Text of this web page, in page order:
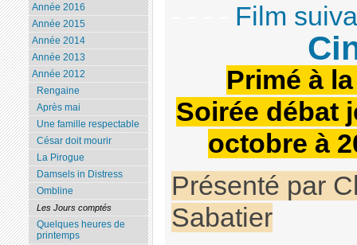
Film
Primé à
Soirée débat
octobre à
Présenté par
Sabatier
Année 2016
Année 2015
Année 2014
Année 2013
Année 2012
Rengaine
Après mai
Une famille respectable
César doit mourir
La Pirogue
Damsels in Distress
Ombline
Les Jours comptés
Quelques heures de
printemps